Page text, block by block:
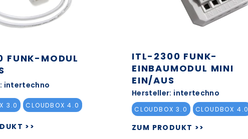
FUNK-MODUL
intertechno
3.0 CLOUDBOX 4.0
>>
ITL-2300 FUNK-
EINBAUMODUL MINI
EIN/AUS
Hersteller: intertechno
CLOUDBOX 3.0 CLOUDBOX 4.0
ZUM PRODUKT >>